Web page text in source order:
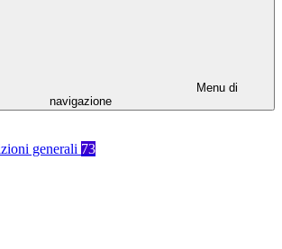
Menu di
navigazione
generali 73